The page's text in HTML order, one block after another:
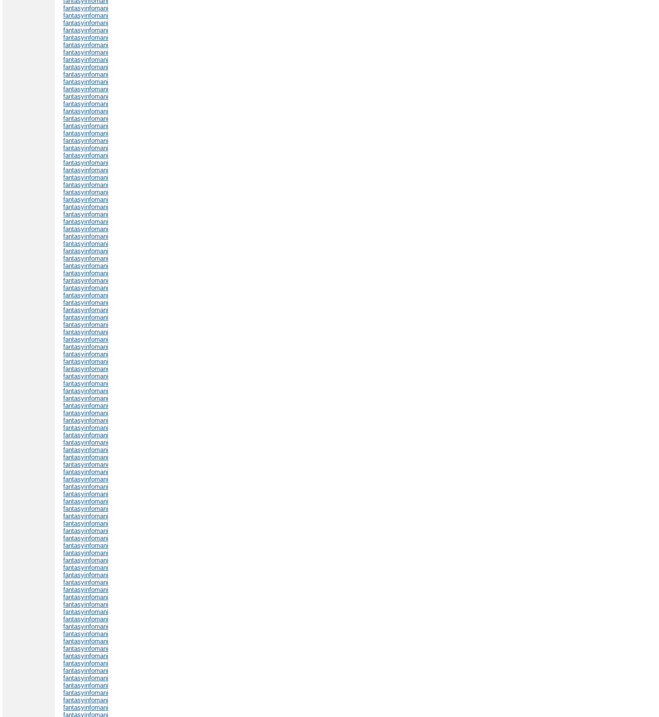
fantasyinfomani
fantasyinfomani
fantasyinfomani
fantasyinfomani
fantasyinfomani
fantasyinfomani
fantasyinfomani
fantasyinfomani
fantasyinfomani
fantasyinfomani
fantasyinfomani
fantasyinfomani
fantasyinfomani
fantasyinfomani
fantasyinfomani
fantasyinfomani
fantasyinfomani
fantasyinfomani
fantasyinfomani
fantasyinfomani
fantasyinfomani
fantasyinfomani
fantasyinfomani
fantasyinfomani
fantasyinfomani
fantasyinfomani
fantasyinfomani
fantasyinfomani
fantasyinfomani
fantasyinfomani
fantasyinfomani
fantasyinfomani
fantasyinfomani
fantasyinfomani
fantasyinfomani
fantasyinfomani
fantasyinfomani
fantasyinfomani
fantasyinfomani
fantasyinfomani
fantasyinfomani
fantasyinfomani
fantasyinfomani
fantasyinfomani
fantasyinfomani
fantasyinfomani
fantasyinfomani
fantasyinfomani
fantasyinfomani
fantasyinfomani
fantasyinfomani
fantasyinfomani
fantasyinfomani
fantasyinfomani
fantasyinfomani
fantasyinfomani
fantasyinfomani
fantasyinfomani
fantasyinfomani
fantasyinfomani
fantasyinfomani
fantasyinfomani
fantasyinfomani
fantasyinfomani
fantasyinfomani
fantasyinfomani
fantasyinfomani
fantasyinfomani
fantasyinfomani
fantasyinfomani
fantasyinfomani
fantasyinfomani
fantasyinfomani
fantasyinfomani
fantasyinfomani
fantasyinfomani
fantasyinfomani
fantasyinfomani
fantasyinfomani
fantasyinfomani
fantasyinfomani
fantasyinfomani
fantasyinfomani
fantasyinfomani
fantasyinfomani
fantasyinfomani
fantasyinfomani
fantasyinfomani
fantasyinfomani
fantasyinfomani
fantasyinfomani
fantasyinfomani
fantasyinfomani
fantasyinfomani
fantasyinfomani
fantasyinfomani
fantasyinfomani